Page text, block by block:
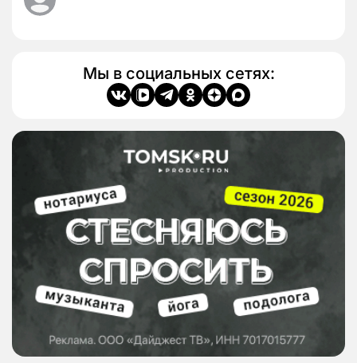
Мы в социальных сетях: